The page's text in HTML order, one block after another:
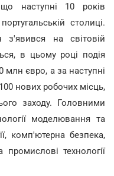
наступні 10 років
столиці.
з'явився на світовій
в цьому році подія
млн євро, а за наступні
нових робочих місць,
заходу. Головними
моделювання та
комп'ютерна безпека,
технології